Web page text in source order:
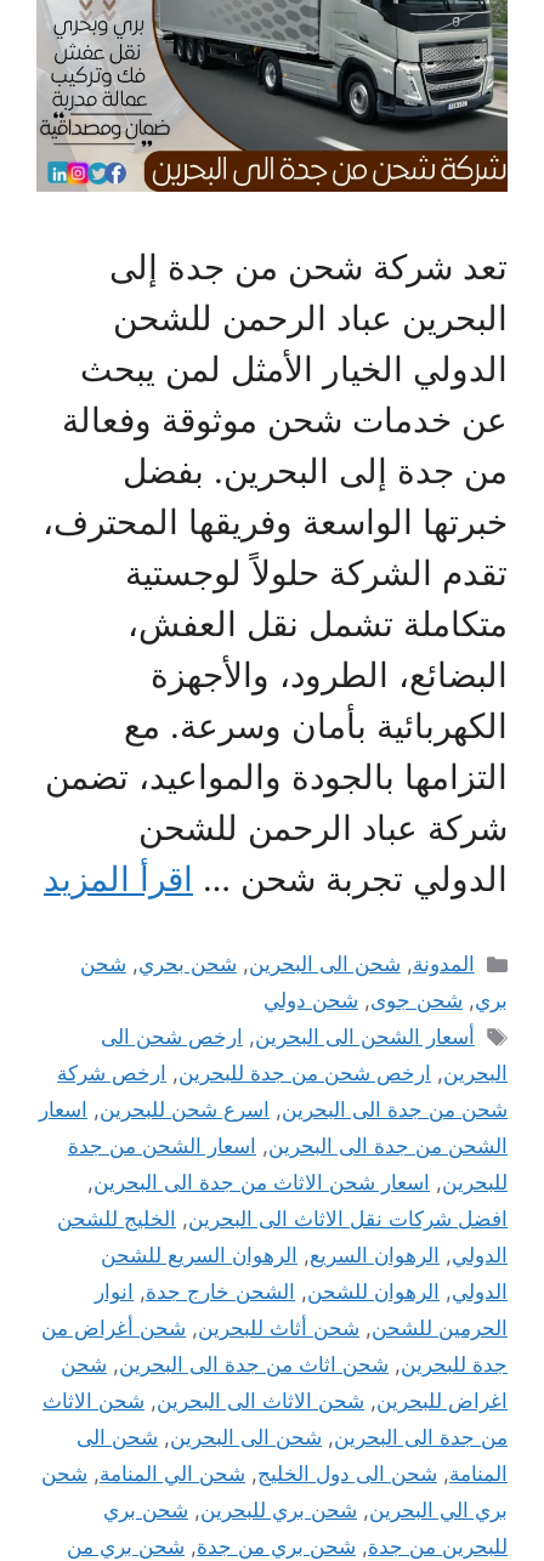
تعد شركة شحن من جدة إلى
البحرين عباد الرحمن للشحن
الدولي الخيار الأمثل لمن يبحث
عن خدمات شحن موثوقة وفعالة
من جدة إلى البحرين. بفضل
خبرتها الواسعة وفريقها المحترف،
تقدم الشركة حلولاً لوجستية
متكاملة تشمل نقل العفش،
البضائع، الطرود، والأجهزة
الكهربائية بأمان وسرعة. مع
التزامها بالجودة والمواعيد، تضمن
شركة عباد الرحمن للشحن
الدولي تجربة شحن … اقرأ المزيد
التصنيفات
المدونة, شحن الى البحرين, شحن بحري, شحن
بري, شحن جوى, شحن دولي
الوسوم
أسعار الشحن الى البحرين, ارخص شحن الى
البحرين, ارخص شحن من جدة للبحرين, ارخص شركة
شحن من جدة الى البحرين, اسرع شحن للبحرين, اسعار
الشحن من جدة الى البحرين, اسعار الشحن من جدة
للبحرين, اسعار شحن الاثاث من جدة الى البحرين,
افضل شركات نقل الاثاث الى البحرين, الخليج للشحن
الدولي, الرهوان السريع, الرهوان السريع للشحن
الدولي, الرهوان للشحن, الشحن خارج جدة, انوار
الحرمين للشحن, شحن أثاث للبحرين, شحن أغراض من
جدة للبحرين, شحن اثاث من جدة الى البحرين, شحن
اغراض للبحرين, شحن الاثاث الى البحرين, شحن الاثاث
من جدة الى البحرين, شحن الى البحرين, شحن الى
المنامة, شحن الى دول الخليج, شحن الي المنامة, شحن
بري الي البحرين, شحن بري للبحرين, شحن بري
للبحرين من جدة, شحن بري من جدة, شحن بري من